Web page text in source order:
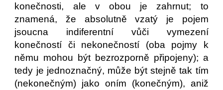
konečnosti, ale v obou je zahrnut; to
znamená, že absolutně vzatý je pojem
jsoucna indiferentní vůči vymezení
konečností či nekonečností (oba pojmy k
němu mohou být bezrozporně připojeny); a
tedy je jednoznačný, může být stejně tak tím
(nekonečným) jako oním (konečným), aniž